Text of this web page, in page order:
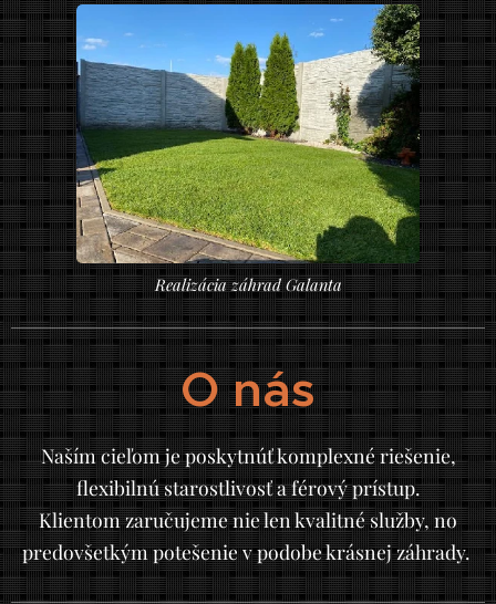
Realizácia záhrad Galanta
O nás
Naším cieľom je poskytnúť komplexné riešenie,
flexibilnú starostlivosť a férový prístup.
Klientom zaručujeme nie len kvalitné služby, no
predovšetkým potešenie v podobe krásnej záhrady.